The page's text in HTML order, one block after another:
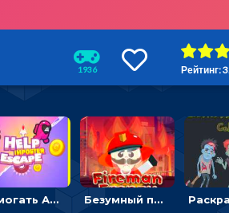
1936 Рейтинг:
Помогать Амонг Ас бежать из комнаты через преграды - приключения Безумный пожарный: направлять шланг, чтобы тушить горящие бревна